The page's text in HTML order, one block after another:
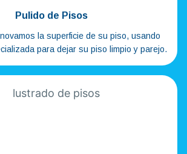
Pulido de Pisos
la superficie de su piso, usando
para dejar su piso limpio y parejo.